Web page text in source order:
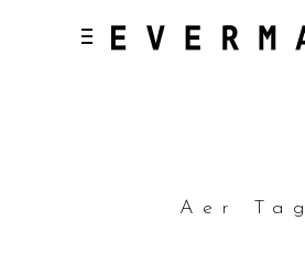
Aer Tag